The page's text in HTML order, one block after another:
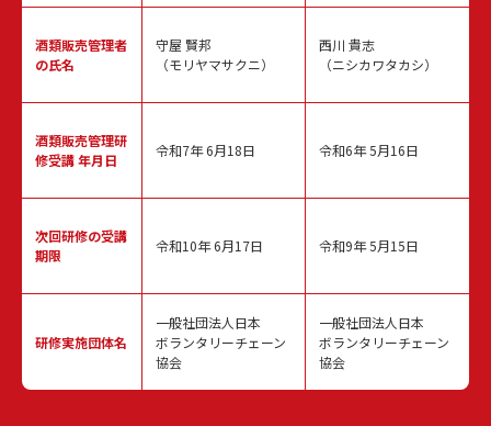
酒類販売管理者
の氏名
酒類販売管理研
修受講 年月日
次回研修の受講
期限
研修実施団体名
守屋 賢邦
（モリヤマサクニ）
令和7年 6月18日
令和10年 6月17日
一般社団法人日本
ボランタリーチェーン
協会
西川 貴志
（ニシカワタカシ）
令和6年 5月16日
令和9年 5月15日
一般社団法人日本
ボランタリーチェーン
協会